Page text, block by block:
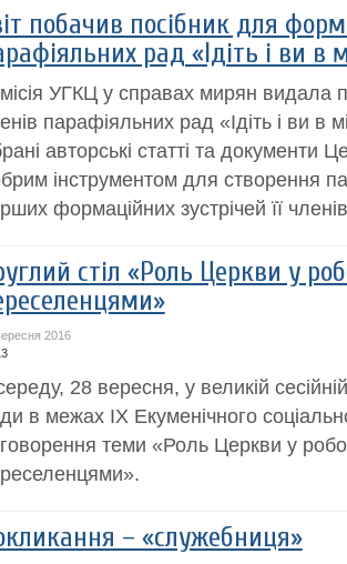
побачив посібник для
рад «Ідіть і ви в
УГКЦ у справах мирян видала
парафіяльних рад «Ідіть і ви в
авторські статті та документи
інструментом для створення
формаційних зустрічей її
стіл «Роль Церкви у
2016
28 вересня, у великій сесійній
в межах ІХ Екуменічного
теми «Роль Церкви у
– «служебниця»